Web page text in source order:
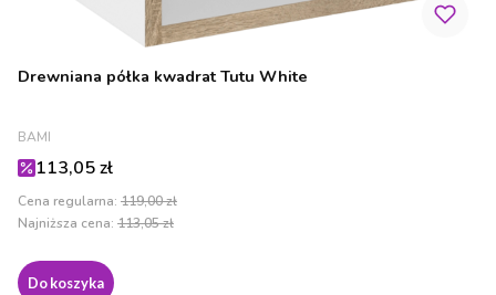
Drewniana półka kwadrat Tutu White
PRODUCENT
BAMI
Cena promocyjna
113,05 zł
Cena regularna: 119,00 zł
Najniższa cena: 113,05 zł
Do koszyka